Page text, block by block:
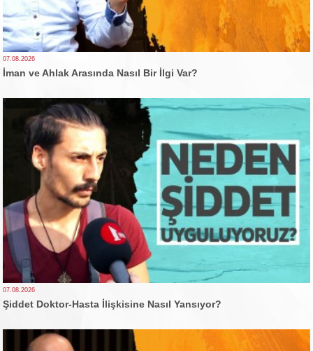
07.08.2026
İman ve Ahlak Arasında Nasıl Bir İlgi Var?
07.08.2026
Şiddet Doktor-Hasta İlişkisine Nasıl Yansıyor?